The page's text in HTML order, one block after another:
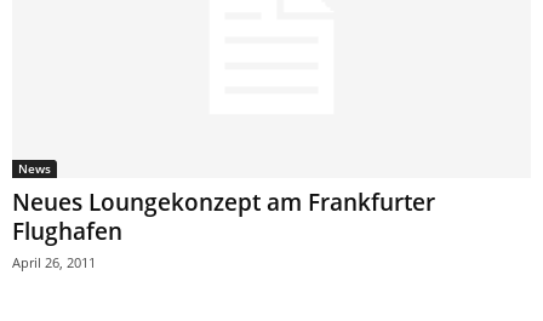
News
Neues Loungekonzept am Frankfurter
Flughafen
April 26, 2011